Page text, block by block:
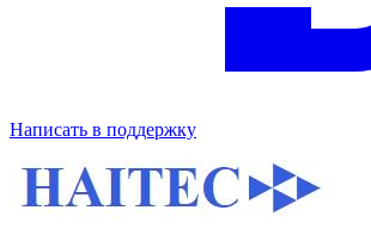
Написать в поддержку